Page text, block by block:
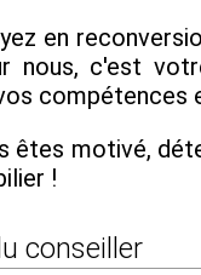
en
nous, c'est
compétences
êtes motivé,
!
conseiller